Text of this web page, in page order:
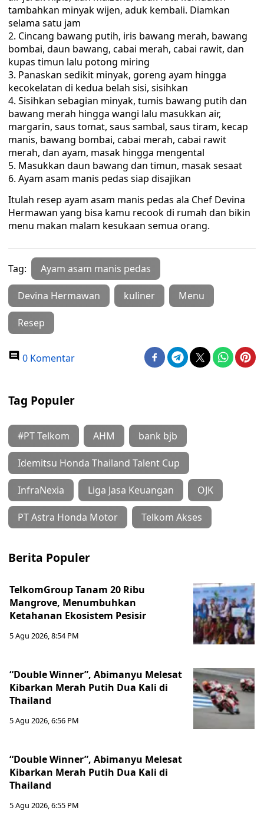
tambahkan minyak wijen, aduk kembali. Diamkan
selama satu jam
Cincang bawang putih, iris bawang merah, bawang
bombai, daun bawang, cabai merah, cabai rawit, dan
kupas timun lalu potong miring
Panaskan sedikit minyak, goreng ayam hingga
kecokelatan di kedua belah sisi, sisihkan
Sisihkan sebagian minyak, tumis bawang putih dan
bawang merah hingga wangi lalu masukkan air,
margarin, saus tomat, saus sambal, saus tiram, kecap
manis, bawang bombai, cabai merah, cabai rawit
merah, dan ayam, masak hingga mengental
Masukkan daun bawang dan timun, masak sesaat
Ayam asam manis pedas siap disajikan
Itulah resep ayam asam manis pedas ala Chef Devina
Hermawan yang bisa kamu recook di rumah dan bikin
menu makan malam kesukaan semua orang.
Tag: Ayam asam manis pedas
Devina Hermawan kuliner Menu
Resep
0 Komentar
Tag Populer
#PT Telkom AHM bank bjb
Idemitsu Honda Thailand Talent Cup
InfraNexia Liga Jasa Keuangan OJK
PT Astra Honda Motor Telkom Akses
Berita Populer
TelkomGroup Tanam 20 Ribu
Mangrove, Menumbuhkan
Ketahanan Ekosistem Pesisir
5 Agu 2026, 8:54 PM
“Double Winner”, Abimanyu Melesat
Kibarkan Merah Putih Dua Kali di
Thailand
5 Agu 2026, 6:56 PM
“Double Winner”, Abimanyu Melesat
Kibarkan Merah Putih Dua Kali di
Thailand
5 Agu 2026, 6:55 PM